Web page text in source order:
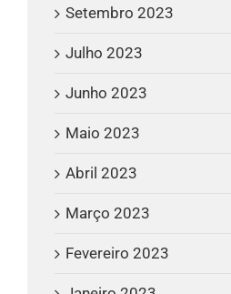
Setembro 2023
Julho 2023
Junho 2023
Maio 2023
Abril 2023
Março 2023
Fevereiro 2023